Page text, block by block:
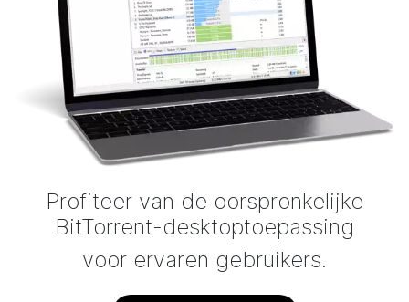
Profiteer van de oorspronkelijke
BitTorrent-desktoptoepassing
voor ervaren gebruikers.